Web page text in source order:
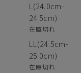
L(24.0cm-
24.5cm)
在庫切れ
LL(24.5cm-
25.0cm)
在庫切れ